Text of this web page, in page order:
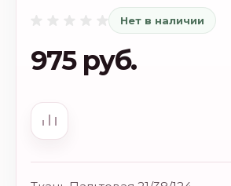
Нет в наличии
975 руб.